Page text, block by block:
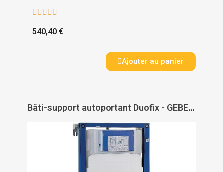
    
540,40 €
Ajouter au panier
Bâti-support autoportant Duofix - GEBERIT